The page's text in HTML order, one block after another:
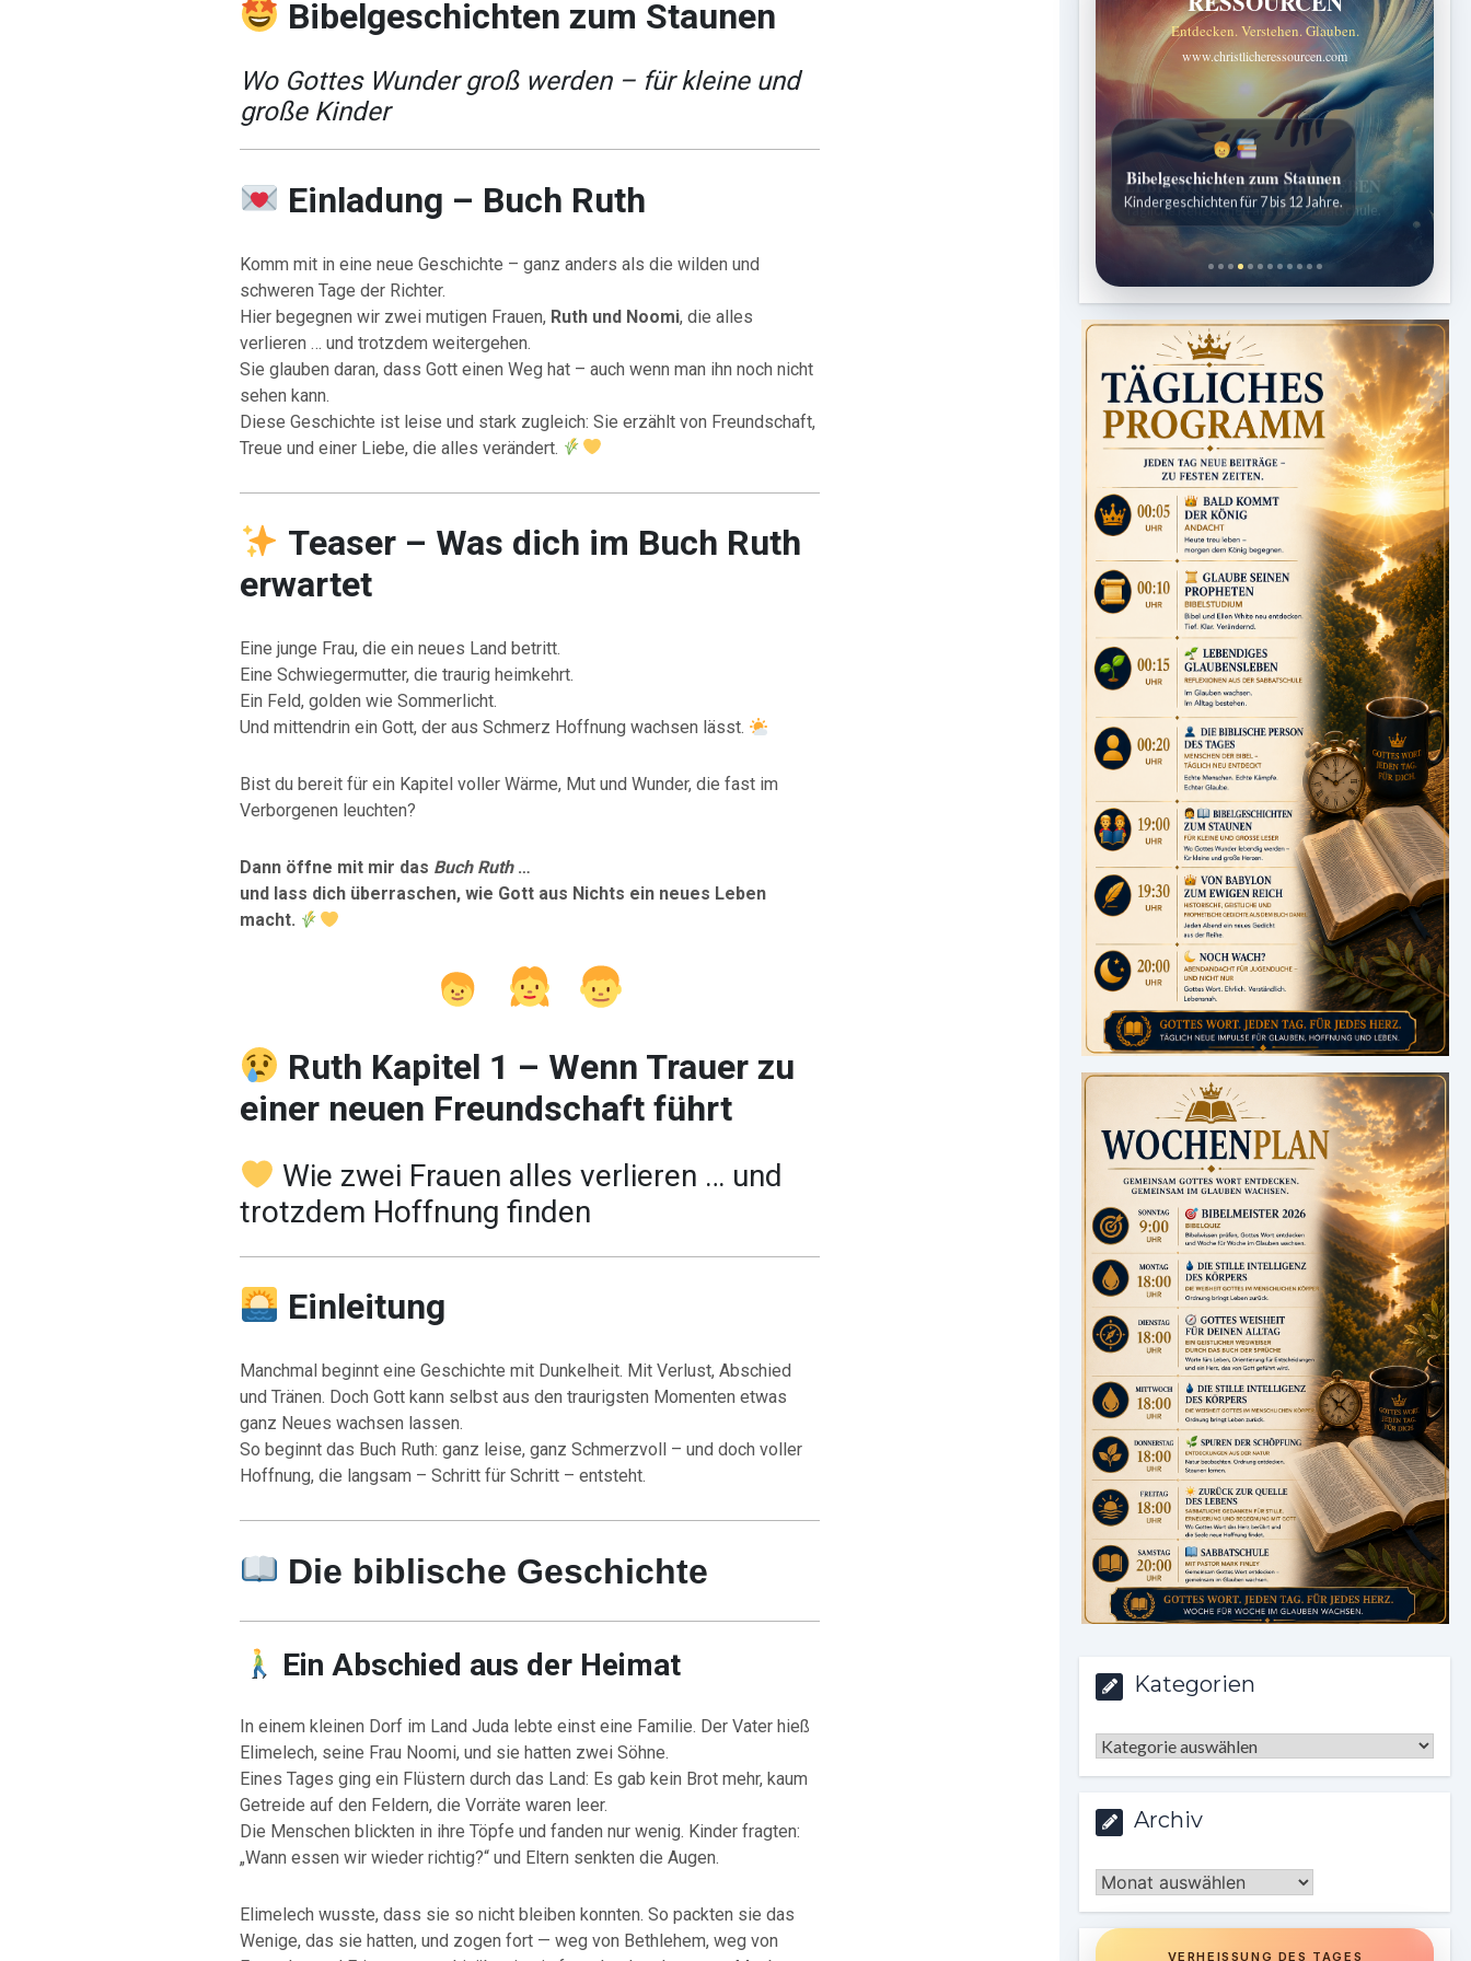
Bibelgeschichten zum Staunen
Wo Gottes Wunder groß werden – für kleine und
große Kinder
Einladung – Buch Ruth
Komm mit in eine neue Geschichte – ganz anders als die wilden und
schweren Tage der Richter.
Hier begegnen wir zwei mutigen Frauen, Ruth und Noomi, die alles
verlieren … und trotzdem weitergehen.
Sie glauben daran, dass Gott einen Weg hat – auch wenn man ihn noch nicht
sehen kann.
Diese Geschichte ist leise und stark zugleich: Sie erzählt von Freundschaft,
Treue und einer Liebe, die alles verändert.
Teaser – Was dich im Buch Ruth
erwartet
Eine junge Frau, die ein neues Land betritt.
Eine Schwiegermutter, die traurig heimkehrt.
Ein Feld, golden wie Sommerlicht.
Und mittendrin ein Gott, der aus Schmerz Hoffnung wachsen lässt.
Bist du bereit für ein Kapitel voller Wärme, Mut und Wunder, die fast im
Verborgenen leuchten?
Dann öffne mit mir das Buch Ruth…
und lass dich überraschen, wie Gott aus Nichts ein neues Leben
macht.
Ruth Kapitel 1 – Wenn Trauer zu
einer neuen Freundschaft führt
Wie zwei Frauen alles verlieren … und
trotzdem Hoffnung finden
Einleitung
Manchmal beginnt eine Geschichte mit Dunkelheit. Mit Verlust, Abschied
und Tränen. Doch Gott kann selbst aus den traurigsten Momenten etwas
ganz Neues wachsen lassen.
So beginnt das Buch Ruth: ganz leise, ganz Schmerzvoll – und doch voller
Hoffnung, die langsam – Schritt für Schritt – entsteht.
Die biblische Geschichte
Ein Abschied aus der Heimat
In einem kleinen Dorf im Land Juda lebte einst eine Familie. Der Vater hieß
Elimelech, seine Frau Noomi, und sie hatten zwei Söhne.
Eines Tages ging ein Flüstern durch das Land: Es gab kein Brot mehr, kaum
Getreide auf den Feldern, die Vorräte waren leer.
Die Menschen blickten in ihre Töpfe und fanden nur wenig. Kinder fragten:
„Wann essen wir wieder richtig?“ und Eltern senkten die Augen.
Elimelech wusste, dass sie so nicht bleiben konnten. So packten sie das
Wenige, das sie hatten, und zogen fort — weg von Bethlehem, weg von
Entdecken. Verstehen. Glauben.
www.christlicheressourcen.com
Bibelgeschichten zum Staunen
Kindergeschichten für 7 bis 12 Jahre.
Kategorien
Kategorien
Archiv
Archiv
VERHEISSUNG DES TAGES